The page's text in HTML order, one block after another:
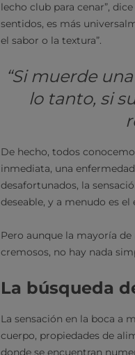
lecho club para cenar”,
sentidos, es más
el sabor o la textura”.
“Si muerde
lo tanto, si
De hecho, todos
inmediata, una
desafortunados, la
deseable, y a menudo es
Pero aunque la mayoría
cremosos, no hay nada
La búsqueda
La sensación en la boca a
cuerpo, propiedades de
donde se encuentran